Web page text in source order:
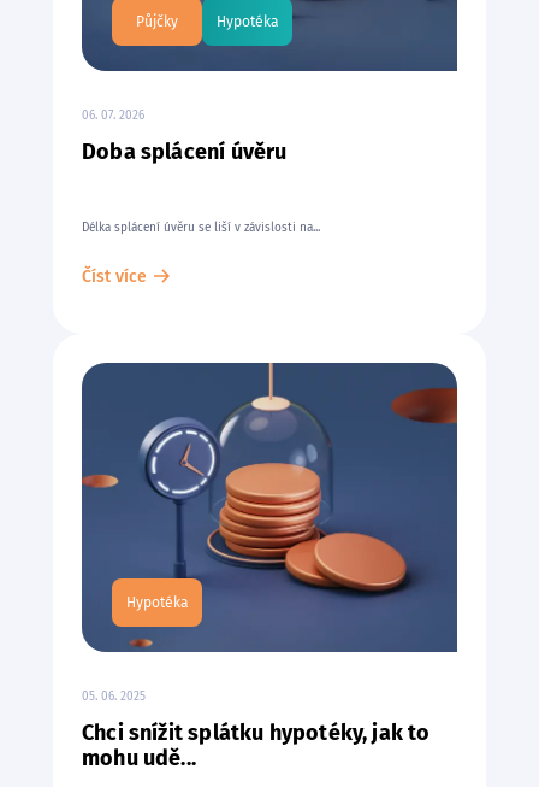
Půjčky Hypotéka
06. 07. 2026
Doba splácení úvěru
Délka splácení úvěru se liší v závislosti na...
Číst více
Hypotéka
05. 06. 2025
Chci snížit splátku hypotéky, jak to
mohu udě...